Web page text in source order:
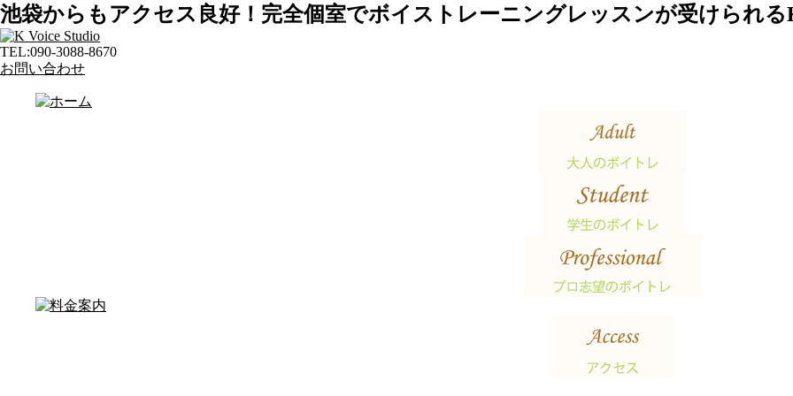
池袋からもアクセス良好！完全個室でボイストレーニングレッスンが受けられ
TEL:090-3088-8670
お問い合わせ